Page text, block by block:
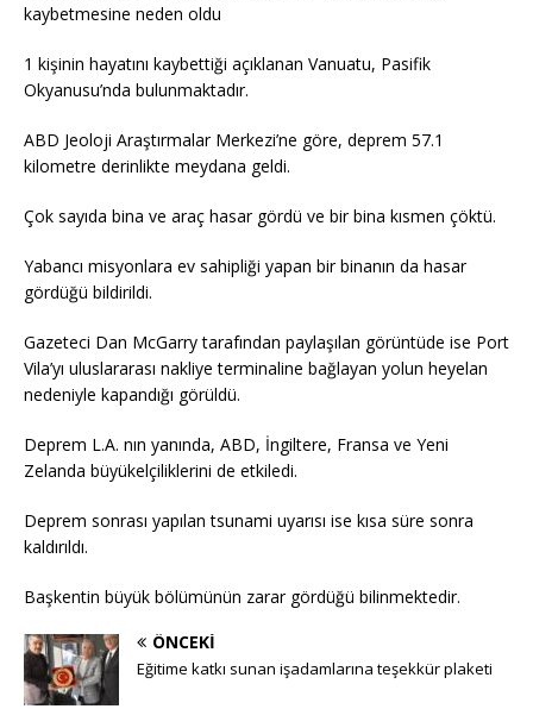
kaybetmesine neden oldu
1 kişinin hayatını kaybettiği açıklanan Vanuatu, Pasifik
Okyanusu’nda bulunmaktadır.
ABD Jeoloji Araştırmalar Merkezi’ne göre, deprem 57.1
kilometre derinlikte meydana geldi.
Çok sayıda bina ve araç hasar gördü ve bir bina kısmen çöktü.
Yabancı misyonlara ev sahipliği yapan bir binanın da hasar
gördüğü bildirildi.
Gazeteci Dan McGarry tarafından paylaşılan görüntüde ise Port
Vila’yı uluslararası nakliye terminaline bağlayan yolun heyelan
nedeniyle kapandığı görüldü.
Deprem L.A. nın yanında, ABD, İngiltere, Fransa ve Yeni
Zelanda büyükelçiliklerini de etkiledi.
Deprem sonrası yapılan tsunami uyarısı ise kısa süre sonra
kaldırıldı.
Başkentin büyük bölümünün zarar gördüğü bilinmektedir.
ÖNCEKI
Eğitime katkı sunan işadamlarına teşekkür plaketi